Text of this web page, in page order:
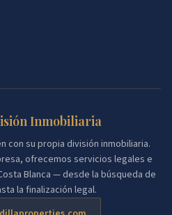
Inmobiliaria
con su propia división inmobiliaria.
ofrecemos servicios legales e
Blanca — desde la búsqueda de
la finalización legal.